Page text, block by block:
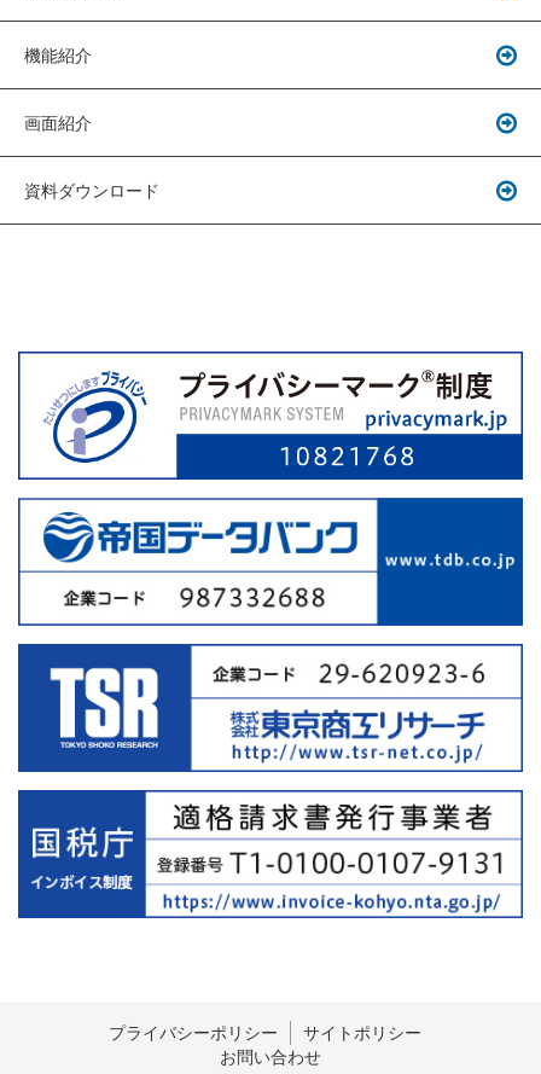
機能紹介
画面紹介
資料ダウンロード
プライバシーポリシー
サイトポリシー
お問い合わせ